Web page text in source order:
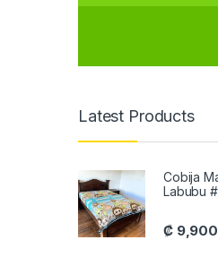
Latest Products
Cobija
Labubu
₡9,900